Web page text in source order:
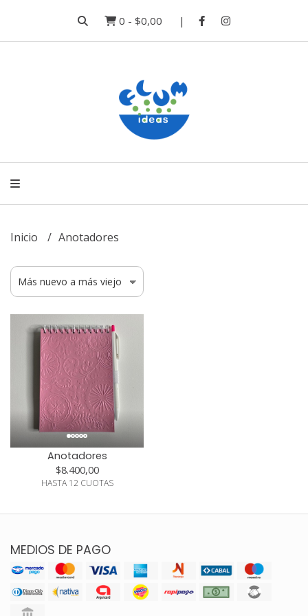
0 - $0,00
Inicio Anotadores
Anotadores
$8.400,00
HASTA 12 CUOTAS
MEDIOS DE PAGO